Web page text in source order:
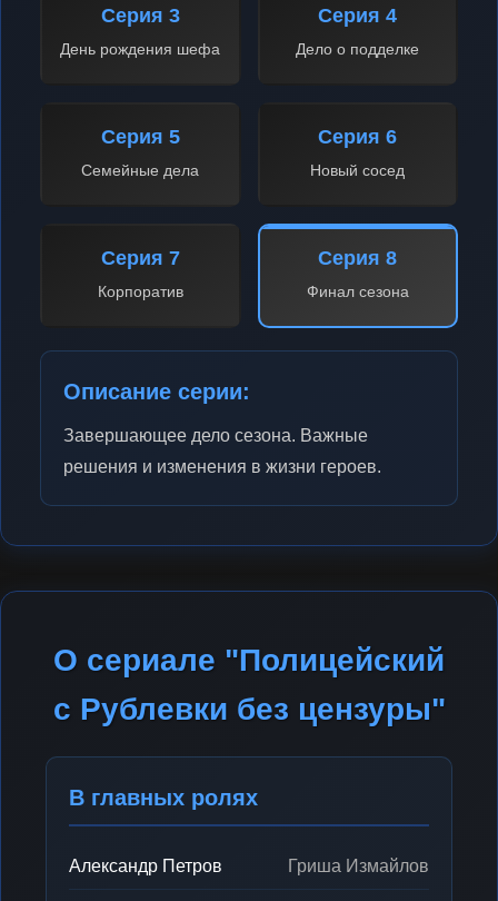
Серия 3
День рождения шефа
Серия 4
Дело о подделке
Серия 5
Семейные дела
Серия 6
Новый сосед
Серия 7
Корпоратив
Серия 8
Финал сезона
Описание серии:
Завершающее дело сезона. Важные
решения и изменения в жизни героев.
О сериале "Полицейский
с Рублевки без цензуры"
В главных ролях
Александр Петров Гриша Измайлов